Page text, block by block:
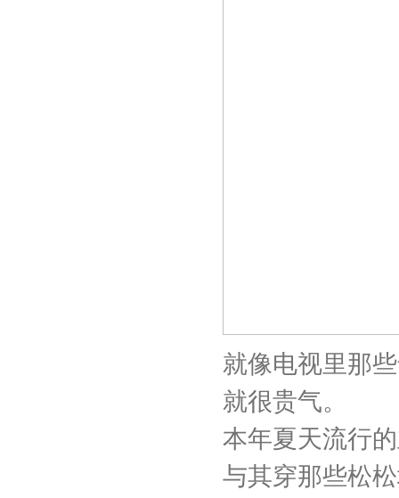
就像电视里那
就很贵气。
本年夏天流行
与其穿那些松